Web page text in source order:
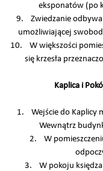
eksponatów (po
9. Zwiedzanie odbywa
umożliwiającej
10. W większości
się krzesła
Kaplica i
1. Wejście do Kaplicy
Wewnątrz
2. W
3. W pokoju księdza